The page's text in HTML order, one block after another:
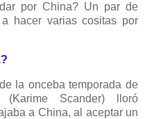
por China? Un par de
hacer varias cositas por
la onceba temporada de
Scander) lloró
a China, al aceptar un